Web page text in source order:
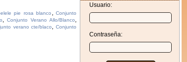
pie rosa blanco ,Conjunto
, Conjunto Verano Allo/Blanco,
verano cte/blaco, Conjunto
Usuario:
Contraseña: